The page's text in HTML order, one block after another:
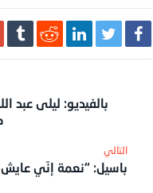
بالفيديو: ليلى
‎التالي
باسيل: “نعمة إنّي